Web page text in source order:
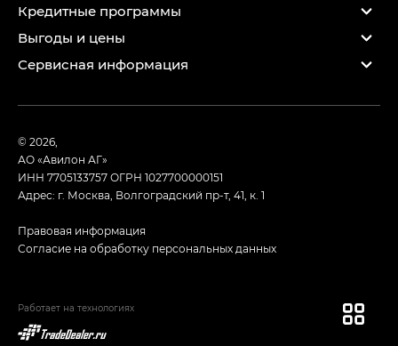
Кредитные программы
Выгоды и цены
Сервисная информация
© 2026,
АО «Авилон АГ»
ИНН 7705133757ОГРН 1027700000151
Адрес: г. Москва, Волгоградский пр-т, 41, к. 1
Правовая информация
Согласие на обработку персональных данных
Работает на технологиях